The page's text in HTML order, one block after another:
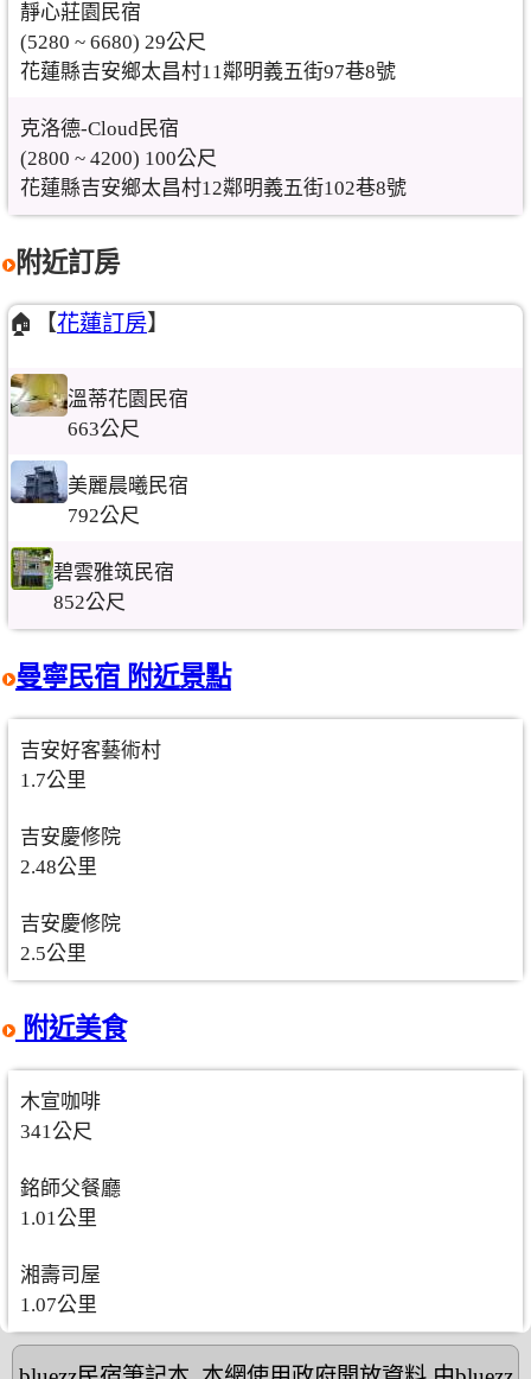
靜心莊園民宿
(5280 ~ 6680) 29公尺
花蓮縣吉安鄉太昌村11鄰明義五街97巷8號
克洛德-Cloud民宿
(2800 ~ 4200) 100公尺
花蓮縣吉安鄉太昌村12鄰明義五街102巷8號
附近訂房
🏠【花蓮訂房】
溫蒂花園民宿
663公尺
美麗晨曦民宿
792公尺
碧雲雅筑民宿
852公尺
曼寧民宿 附近景點
吉安好客藝術村
1.7公里
吉安慶修院
2.48公里
吉安慶修院
2.5公里
附近美食
木宣咖啡
341公尺
銘師父餐廳
1.01公里
湘壽司屋
1.07公里